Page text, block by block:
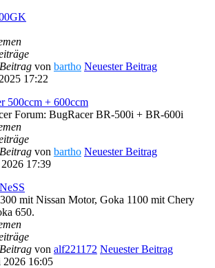
von bartho Neuester Beitrag
17:22
500ccm + 600ccm
Forum: BugRacer BR-500i + BR-600i
von bartho Neuester Beitrag
17:39
mit Nissan Motor, Goka 1100 mit Chery
650.
von alf221172 Neuester Beitrag
2026 16:05